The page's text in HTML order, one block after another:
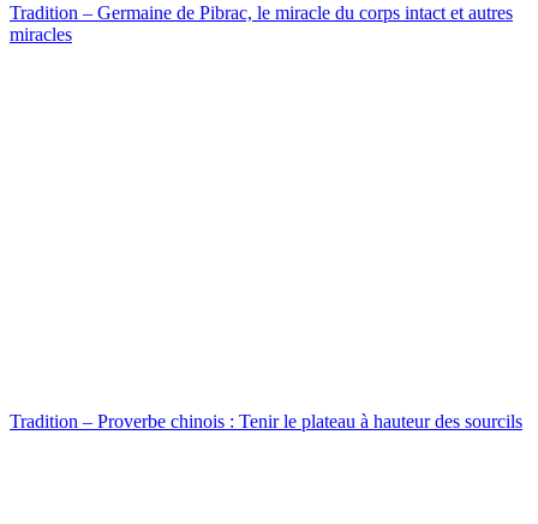
Tradition – Germaine de Pibrac, le miracle du corps intact et autres
miracles
Tradition – Proverbe chinois : Tenir le plateau à hauteur des sourcils